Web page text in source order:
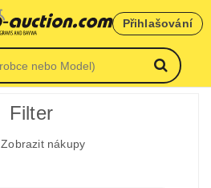
Přihlašování
Filter
Zobrazit nákupy